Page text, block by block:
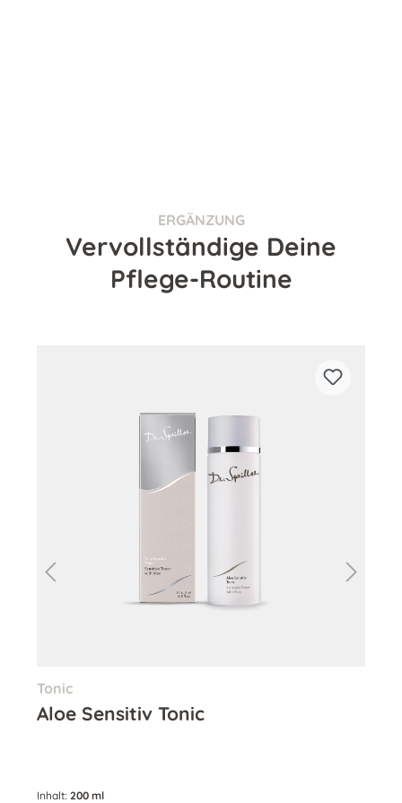
ERGÄNZUNG
Vervollständige Deine
Pflege-Routine
Tonic
Aloe Sensitiv Tonic
Inhalt: 200 ml